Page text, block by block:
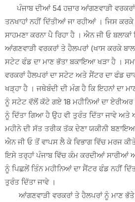
ਪੰਜਾਬ ਦੀਆਂ 54 ਹਜ਼ਾਰ ਆਂਗਣਵਾੜੀ
ਤਨਖਾਹਾਂ ਨਹੀਂ ਦਿੱਤੀਆਂ ਜਾ ਰਹੀਆਂ । ਜਿਸ ਕਰਕੇ
ਸਾਹਮਣਾ ਕਰਨਾ ਪੈ ਰਿਹਾ ਹੈ । ਐਨ ਜੀ ਓ
ਆਂਗਣਵਾੜੀ ਵਰਕਰਾਂ ਤੇ ਹੈਲਪਰਾਂ (ਖਾਸ ਕਰਕੇ
ਸਟੇਟ ਫੰਡ ਦਾ ਮਾਣ ਭੱਤਾ ਬਕਾਇਆ ਖੜਾ ਹੈ ।
ਵਰਕਰਾਂ ਹੈਲਪਰਾਂ ਦਾ ਸਟੇਟ ਅਤੇ ਸੈਂਟਰ ਦਾ ਫੰਡ
ਖੜ੍ਹਾ ਹੈ । ਜਥੇਬੰਦੀ ਦੀ ਮੰਗ ਹੈ ਕਿ ਇਹਨਾਂ ਦਾ
ਨੂੰ ਸਟੇਟ ਵੱਲੋਂ ਕੱਟੇ ਗਏ 18 ਮਹੀਨਿਆਂ ਦਾ
ਨੂੰ ਦਿੱਤਾ ਗਿਆ ਹੈ ਉਹ ਵੀ ਤੁਰੰਤ ਦਿੱਤਾ ਜਾਵੇ ਅਤੇ
ਮਹੀਨੇ ਦੀ ਸੱਤ ਤਰੀਕ ਤੱਕ ਦੇਣਾ ਯਕੀਨੀ
ਐਨ ਜੀ ਓ ਤੋਂ ਵਾਪਸ ਲੈ ਕੇ ਵਿਭਾਗ ਵਿੱਚ ਮਰਜ
ਇਸੇ ਤਰ੍ਹਾਂ ਪੰਜਾਬ ਵਿੱਚ ਕੰਮ ਕਰਦੀਆਂ ਸਾਰੀਆਂ
ਨੂੰ ਪਿਛਲੇਂ ਤਿੰਨ ਮਹੀਨਿਆਂ ਦਾ ਸੈਂਟਰ ਫੰਡ ਨਹੀਂ
ਤੁਰੰਤ ਦਿੱਤਾ ਜਾਵੇ ।
ਆਂਗਣਵਾੜੀ ਵਰਕਰਾਂ ਤੇ ਹੈਲਪਰਾਂ ਨੂੰ ਮਾਣ